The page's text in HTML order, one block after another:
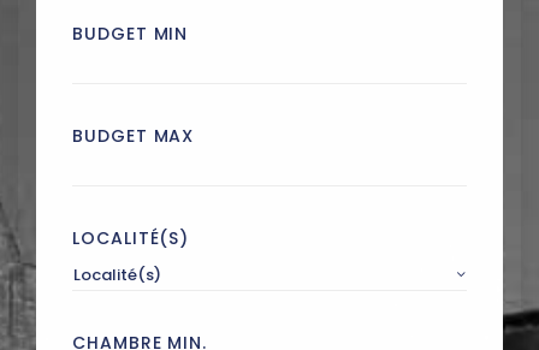
BUDGET MIN
BUDGET MAX
LOCALITÉ(S)
Localité(s)
CHAMBRE MIN.